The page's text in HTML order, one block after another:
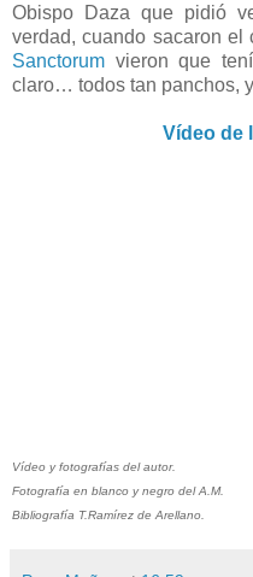
Obispo Daza que pidió
verdad, cuando sacaron el
Sanctorum vieron que
claro… todos tan panchos,
Vídeo de
Vídeo y fotografías del autor.
Fotografía en blanco y negro del A.M.
Bibliografía T.Ramírez de Arellano.